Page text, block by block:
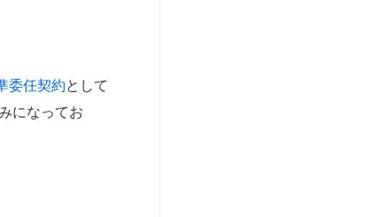
委任契約として
になってお